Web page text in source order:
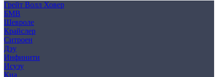
Грейт Волл Ховер
БМВ
Шевроле
Крайслер
Ситроен
Дэу
Инфинити
Исузу
Киа